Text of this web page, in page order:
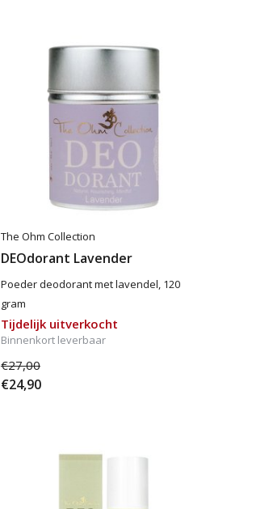
The Ohm Collection
DEOdorant Lavender
Poeder deodorant met lavendel, 120
gram
Tijdelijk uitverkocht
Binnenkort leverbaar
€27,00
€24,90